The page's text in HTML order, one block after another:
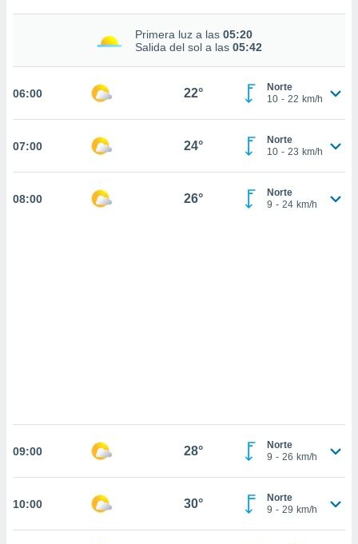
perfil
y
nuestra
de
En
de que
Primera luz a las 05:20
Salida del sol a las 05:42
06:00 22°
Norte
10 - 22 km/h
07:00 24°
Norte
10 - 23 km/h
08:00 26°
Norte
9 - 24 km/h
09:00 28°
Norte
9 - 26 km/h
10:00 30°
Norte
9 - 29 km/h